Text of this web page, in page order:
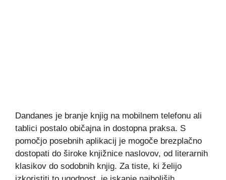
Dandanes je branje knjig na mobilnem telefonu ali
tablici postalo običajna in dostopna praksa. S
pomočjo posebnih aplikacij je mogoče brezplačno
dostopati do široke knjižnice naslovov, od literarnih
klasikov do sodobnih knjig. Za tiste, ki želijo